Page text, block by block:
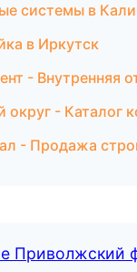
системы в
в Иркутск
- Внутренняя
- Каталог
- Продажа
Приволжский